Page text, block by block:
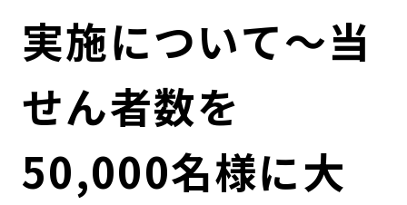
ローカル共創イニシアティブ
関連事業
IRニュース
IRカレンダー
社会
ガバナンス
実施について～当
せん者数を
50,000名様に大